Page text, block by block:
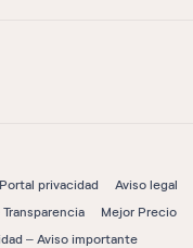
Portal privacidad Aviso legal
Mejor Precio
– Aviso importante